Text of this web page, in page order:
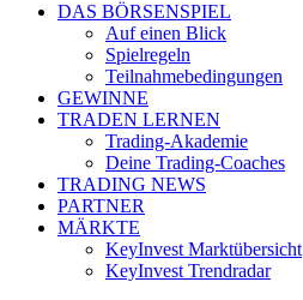
DAS BÖRSENSPIEL
Auf einen Blick
Spielregeln
Teilnahmebedingungen
GEWINNE
TRADEN LERNEN
Trading-Akademie
Deine Trading-Coaches
TRADING NEWS
PARTNER
MÄRKTE
KeyInvest Marktübersicht
KeyInvest Trendradar